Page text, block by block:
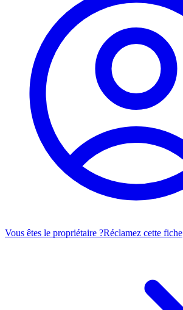
Vous êtes le propriétaire ?Réclamez cette fiche